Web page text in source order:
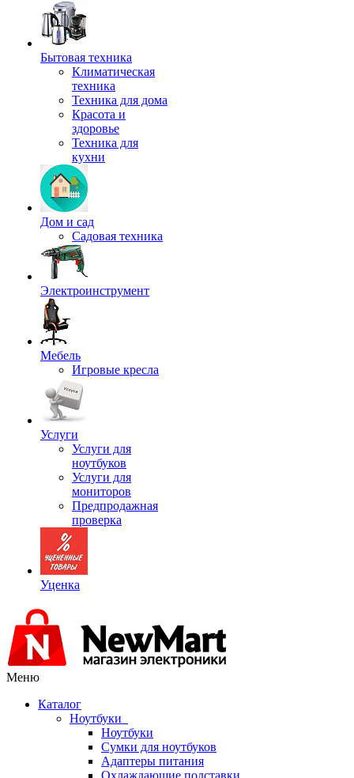
Бытовая техника
Климатическая
техника
Техника для дома
Красота и
здоровье
Техника для
кухни
Дом и сад
Садовая техника
Электроинструмент
Мебель
Игровые кресла
Услуги
Услуги для
ноутбуков
Услуги для
мониторов
Предпродажная
проверка
Уценка
Меню
Каталог
Ноутбуки
Ноутбуки
Сумки для ноутбуков
Адаптеры питания
Охлаждающие подставки